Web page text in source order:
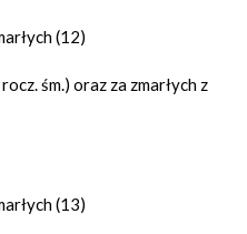
(12)
śm.) oraz za zmarłych z
(13)